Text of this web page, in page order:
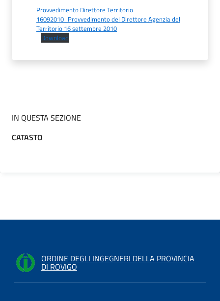
Provvedimento Direttore Territorio
16092010_Provvedimento del Direttore Agenzia del
Territorio 16 settembre 2010
Download
IN QUESTA SEZIONE
CATASTO
ORDINE DEGLI INGEGNERI DELLA PROVINCIA
DI ROVIGO